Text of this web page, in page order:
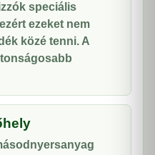
speciális
ezeket nem
közé tenni. A